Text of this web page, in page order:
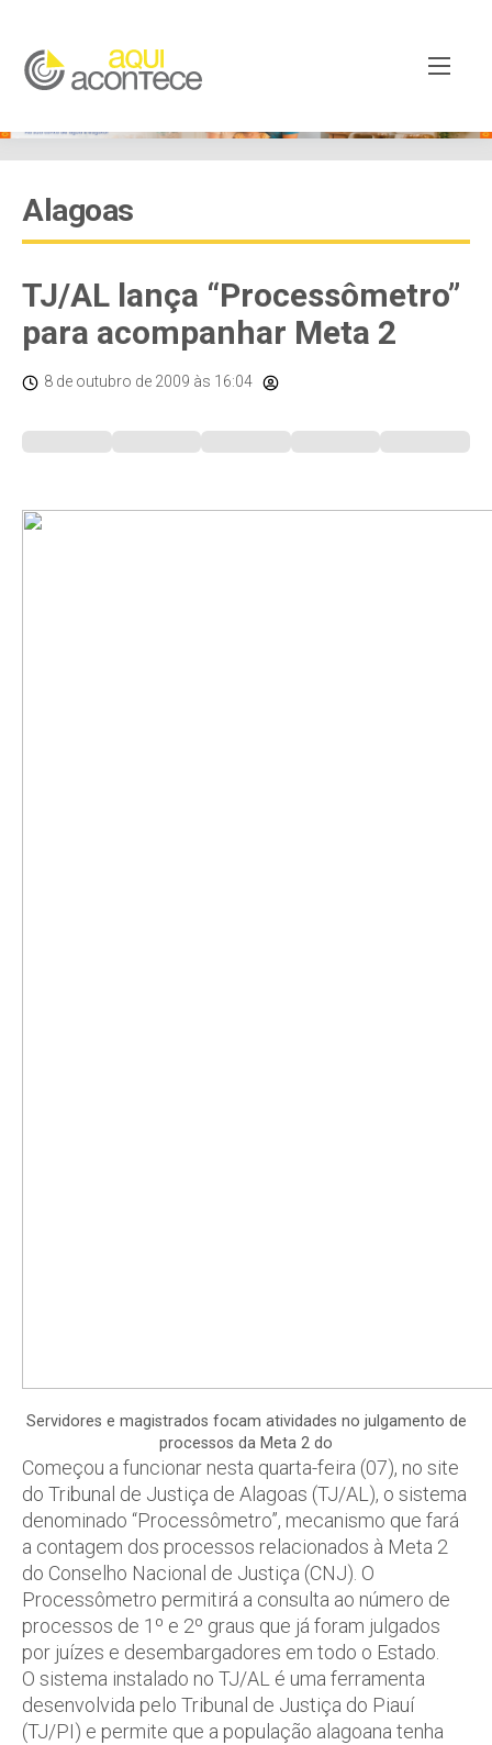
Alagoas
TJ/AL lança “Processômetro”
para acompanhar Meta 2
8 de outubro de 2009 às 16:04
Servidores e magistrados focam atividades no julgamento de
processos da Meta 2 do
Começou a funcionar nesta quarta-feira (07), no site
do Tribunal de Justiça de Alagoas (TJ/AL), o sistema
denominado “Processômetro”, mecanismo que fará
a contagem dos processos relacionados à Meta 2
do Conselho Nacional de Justiça (CNJ). O
Processômetro permitirá a consulta ao número de
processos de 1º e 2º graus que já foram julgados
por juízes e desembargadores em todo o Estado.
O sistema instalado no TJ/AL é uma ferramenta
desenvolvida pelo Tribunal de Justiça do Piauí
(TJ/PI) e permite que a população alagoana tenha